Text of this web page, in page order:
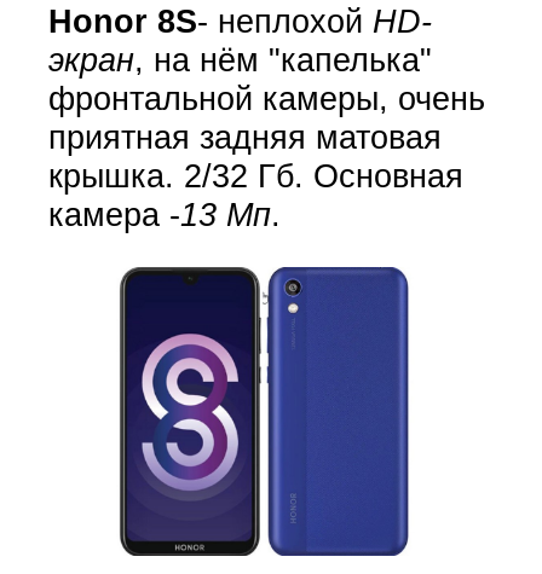
Honor 8S- неплохой HD-
экран, на нём "капелька"
фронтальной камеры, очень
приятная задняя матовая
крышка. 2/32 Гб. Основная
камера -13 Мп.